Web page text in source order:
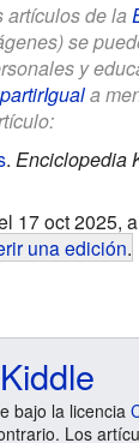
artículos de la
se
y
a
. Enciclopedia
17 oct 2025,
una edición.
bajo la licencia
Los